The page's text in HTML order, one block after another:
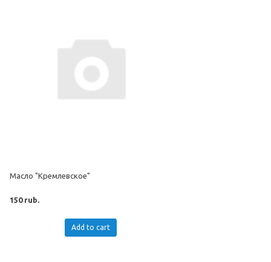
Масло "Кремлевское"
150 rub.
Add to cart